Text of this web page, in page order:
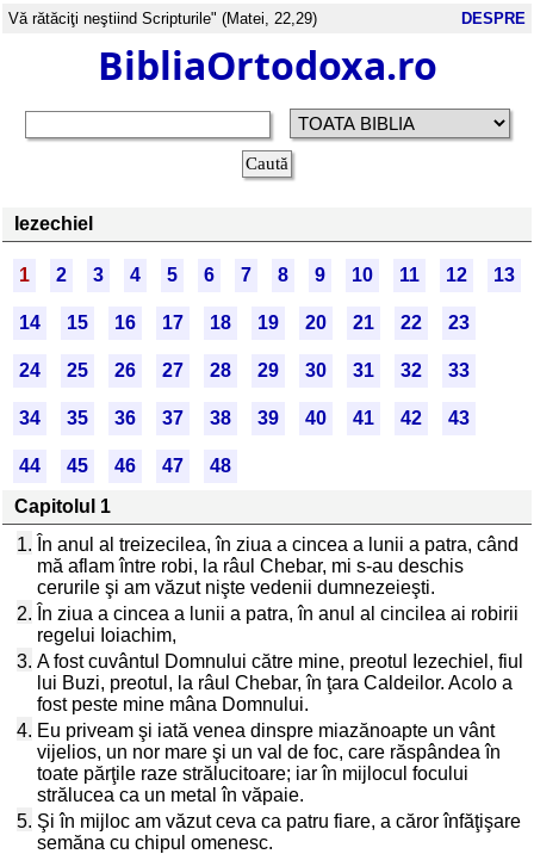
Vă rătăciţi neştiind Scripturile" (Matei, 22,29) DESPRE
BibliaOrtodoxa.ro
Iezechiel
1 2 3 4 5 6 7 8 9 10 11 12 13
14 15 16 17 18 19 20 21 22 23
24 25 26 27 28 29 30 31 32 33
34 35 36 37 38 39 40 41 42 43
44 45 46 47
48
Capitolul 1
1. În anul al treizecilea, în ziua a cincea a lunii a patra, când
mă aflam între robi, la râul Chebar, mi s-au deschis
cerurile şi am văzut nişte vedenii dumnezeieşti.
2. În ziua a cincea a lunii a patra, în anul al cincilea ai robirii
regelui Ioiachim,
3. A fost cuvântul Domnului către mine, preotul Iezechiel, fiul
lui Buzi, preotul, la râul Chebar, în ţara Caldeilor. Acolo a
fost peste mine mâna Domnului.
4. Eu priveam şi iată venea dinspre miazănoapte un vânt
vijelios, un nor mare şi un val de foc, care răspândea în
toate părţile raze strălucitoare; iar în mijlocul focului
strălucea ca un metal în văpaie.
5. Şi în mijloc am văzut ceva ca patru fiare, a căror înfăţişare
semăna cu chipul omenesc.